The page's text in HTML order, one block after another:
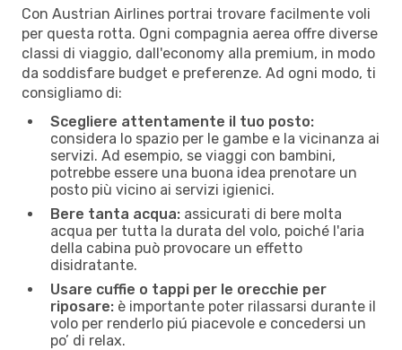
Con Austrian Airlines portrai trovare facilmente voli
per questa rotta. Ogni compagnia aerea offre diverse
classi di viaggio, dall'economy alla premium, in modo
da soddisfare budget e preferenze. Ad ogni modo, ti
consigliamo di:
Scegliere attentamente il tuo posto:
considera lo spazio per le gambe e la vicinanza ai
servizi. Ad esempio, se viaggi con bambini,
potrebbe essere una buona idea prenotare un
posto più vicino ai servizi igienici.
Bere tanta acqua: assicurati di bere molta
acqua per tutta la durata del volo, poiché l'aria
della cabina può provocare un effetto
disidratante.
Usare cuffie o tappi per le orecchie per
riposare: è importante poter rilassarsi durante il
volo per renderlo piú piacevole e concedersi un
po’ di relax.